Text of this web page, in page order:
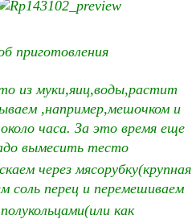
приготовления
из муки,яиц,воды,растит
,например,мешочком и
часа. За это время еще
вымесить тесто
через мясорубку(крупная
соль перец и перемешиваем
как